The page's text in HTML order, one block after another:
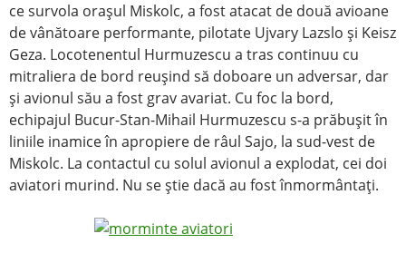
ce survola oraşul Miskolc, a fost atacat de două avioane
de vânătoare performante, pilotate Ujvary Lazslo şi Keisz
Geza. Locotenentul Hurmuzescu a tras continuu cu
mitraliera de bord reuşind să doboare un adversar, dar
şi avionul său a fost grav avariat. Cu foc la bord,
echipajul Bucur-Stan-Mihail Hurmuzescu s-a prăbuşit în
liniile inamice în apropiere de râul Sajo, la sud-vest de
Miskolc. La contactul cu solul avionul a explodat, cei doi
aviatori murind. Nu se ştie dacă au fost înmormântaţi.